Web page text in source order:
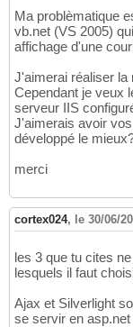
Ma problèmatique
vb.net (VS 2005)
affichage d'une
J'aimerai réaliser la
Cependant je veux
serveur IIS
J'aimerais avoir
développé le
merci
cortex024, le 30/06/
les 3 que tu cites
lesquels il faut
Ajax et Silverlight
se servir en asp.net